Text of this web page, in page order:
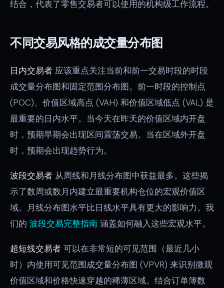
结合，代表了零售交易者可以使用的机构级工作流程。
不同交易风格的成交量分布图
日内交易者 应该重点关注当前和前一交易时段的时段
成交量分布图和固定范围分布图。前一时段的控制点
(POC)、价值区域高点 (VAH) 和价值区域低点 (VAL) 是
最重要的日内水平。当今天在昨天的价值区域内开盘
时，预期早期会出现区间震荡交易。当在区域外开盘
时，预期会出现趋势行为。
波段交易者 从周线和月线分布图中获益最多。这些揭
示了数周或数月内建立最重要机构仓位的宏观价值区
域。月线分布图水平比日线水平具有更大的影响力。我
们的 波段交易完整指南 涵盖如何融入这些宏观水平。
超短线交易者 可以在非常短的可见范围（最近几小
时）内使用可见范围成交量分布图 (VPVR) 来识别微观
价值区域和价格快速穿越的稀薄区域。结合订单簿数